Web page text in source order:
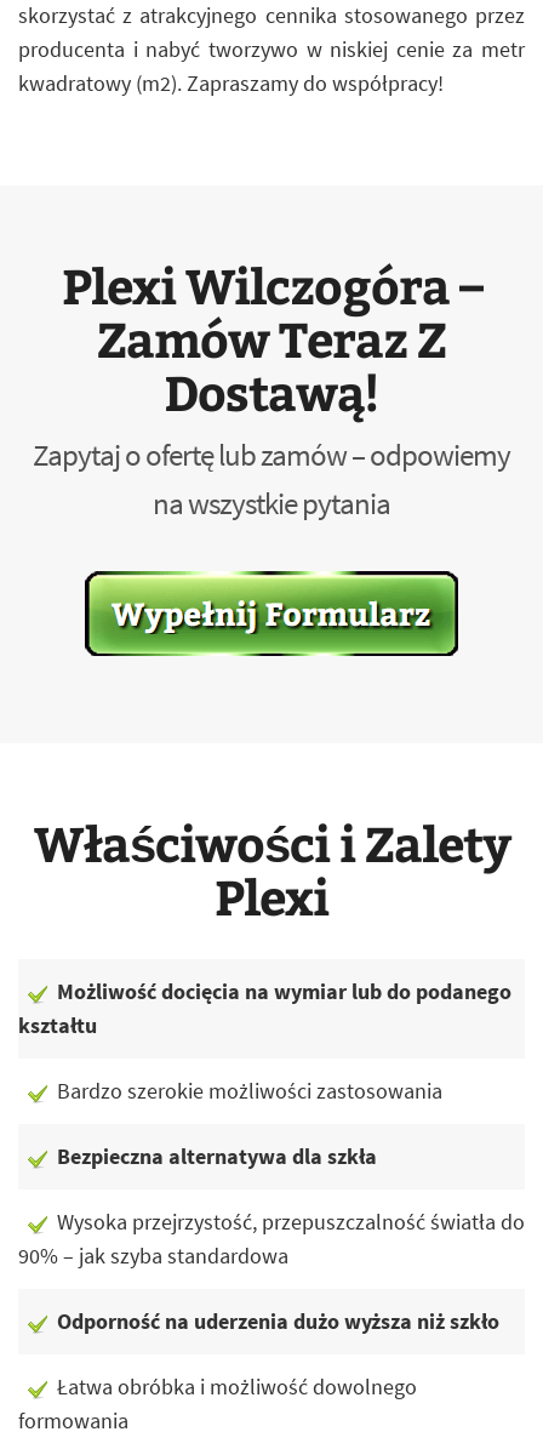
skorzystać z atrakcyjnego cennika stosowanego przez
producenta i nabyć tworzywo w niskiej cenie za metr
kwadratowy (m2). Zapraszamy do współpracy!
Plexi Wilczogóra –
Zamów Teraz Z
Dostawą!
Zapytaj o ofertę lub zamów – odpowiemy
na wszystkie pytania
Właściwości i Zalety
Plexi
Możliwość docięcia na wymiar lub do podanego
kształtu
Bardzo szerokie możliwości zastosowania
Bezpieczna alternatywa dla szkła
Wysoka przejrzystość, przepuszczalność światła do
90% – jak szyba standardowa
Odporność na uderzenia dużo wyższa niż szkło
Łatwa obróbka i możliwość dowolnego
formowania